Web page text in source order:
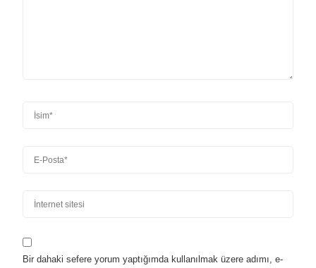
Bir dahaki sefere yorum yaptığımda kullanılmak üzere adımı, e-